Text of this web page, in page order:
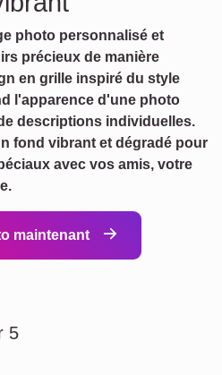
photo personnalisé et
précieux de manière
en grille inspiré du style
l'apparence d'une photo
descriptions individuelles.
fond vibrant et dégradé pour
avec vos amis, votre
maintenant
5